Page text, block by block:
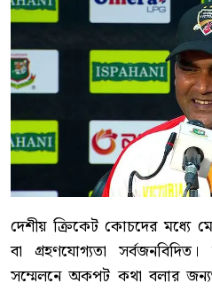
দেশীয় ক্রিকেট কোচদের মধ্যে
বা গ্রহণযোগ্যতা
সম্মেলনে অকপট কথা বলার